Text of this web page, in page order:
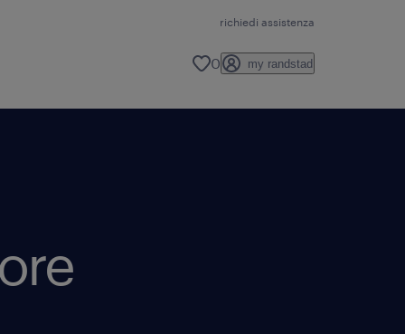
richiedi assistenza
0 my randstad